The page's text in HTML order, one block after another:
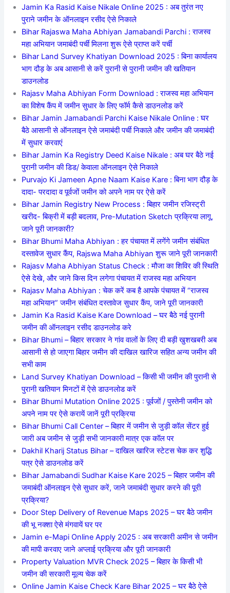
Jamin Ka Rasid Kaise Nikale Online 2025 : अब तुरंत नए
पुराने जमीन के ऑनलाइन रसीद ऐसे निकाले
Bihar Rajaswa Maha Abhiyan Jamabandi Parchi : राजस्व
महा अभियान जमाबंदी पर्ची मिलना शुरू ऐसे प्राप्त करें पर्ची
Bihar Land Survey Khatiyan Download 2025 : बिना कार्यालय
भाग दौड़ के अब आसानी से करें पुरानी से पुरानी जमीन की खतियान
डाउनलोड
Rajasv Maha Abhiyan Form Download : राजस्व महा अभियान
का विशेष कैंप में जमीन सुधार के लिए फॉर्म कैसे डाउनलोड करें
Bihar Jamin Jamabandi Parchi Kaise Nikale Online : घर
बैठे आसानी से ऑनलाइन ऐसे जमाबंदी पर्ची निकाले और जमीन की जमाबंदी
में सुधार करवाएं
Bihar Jamin Ka Registry Deed Kaise Nikale : अब घर बैठे नई
पुरानी जमीन की डिड/ केवाला ऑनलाइन ऐसे निकाले
Purvajo Ki Jameen Apne Naam Kaise Kare : बिना भाग दौड़ के
दादा- परदादा व पूर्वजों जमीन को अपने नाम पर ऐसे करें
Bihar Jamin Registry New Process : बिहार जमीन रजिस्ट्री
खरीद- बिक्री में बड़ी बदलाव, Pre-Mutation Sketch प्रक्रिया लागू,
जाने पूरी जानकारी?
Bihar Bhumi Maha Abhiyan : हर पंचायत में लगेंगे जमीन संबंधित
दस्तावेज सुधार कैंप, Rajswa Maha Abhiyan शुरू जाने पूरी जानकारी
Rajasv Maha Abhiyan Status Check : मौजा का शिविर की स्थिति
ऐसे देखे, और जाने किस दिन लगेगा पंचायत में राजस्व महा अभियान
Rajasv Maha Abhiyan : चेक करें कब है आपके पंचायत में “राजस्व
महा अभियान” जमीन संबंधित दस्तावेज सुधार कैंप, जाने पूरी जानकारी
Jamin Ka Rasid Kaise Kare Download – घर बैठे नई पुरानी
जमीन की ऑनलाइन रसीद डाउनलोड करे
Bihar Bhumi – बिहार सरकार ने गांव वालों के लिए दी बड़ी खुशखबरी अब
आसानी से हो जाएगा बिहार जमीन की दाखिल खारिज सहित अन्य जमीन की
सभी काम
Land Survey Khatiyan Download – किसी भी जमीन की पुरानी से
पुरानी खतियान मिनटों में ऐसे डाउनलोड करें
Bihar Bhumi Mutation Online 2025 : पूर्वजों / पुस्तेनी जमीन को
अपने नाम पर ऐसे करायें जानें पूरी प्रक्रिया
Bihar Bhumi Call Center – बिहार में जमीन से जुड़ी कॉल सेंटर हुई
जारी अब जमीन से जुड़ी सभी जानकारी मात्र एक कॉल पर
Dakhil Kharij Status Bihar – दाखिल खारिज स्टेटस चेक कर शुद्धि
पत्र ऐसे डाउनलोड करें
Bihar Jamabandi Sudhar Kaise Kare 2025 – बिहार जमीन की
जमाबंदी ऑनलाइन ऐसे सुधार करें, जाने जमाबंदी सुधार करने की पूरी
प्रक्रिया?
Door Step Delivery of Revenue Maps 2025 – घर बैठे जमीन
की भू नक्शा ऐसे मंगवायें घर पर
Jamin e-Mapi Online Apply 2025 : अब सरकारी अमीन से जमीन
की मापी करवाए जाने अप्लाई प्रक्रिया और पूरी जानकारी
Property Valuation MVR Check 2025 – बिहार के किसी भी
जमीन की सरकारी मूल्य चेक करें
Online Jamin Kaise Check Kare Bihar 2025 – घर बैठे ऐसे